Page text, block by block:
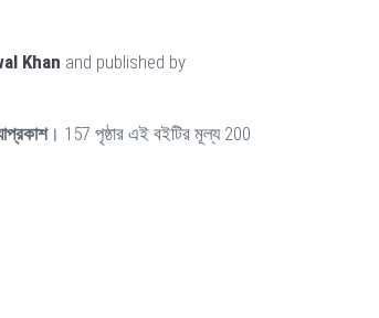
Khan and published by
। 157 পৃষ্ঠার এই বইটির মূল্য 200